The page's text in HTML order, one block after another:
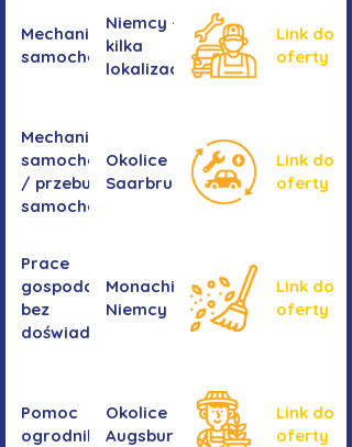
Mechanika
samochodowa
Niemcy -
kilka
lokalizacji
Link do
oferty
Mechanika
samochodowa
/ przebudowa
samochodów
Okolice
Saarbrucken
Link do
oferty
Prace
gospodarcze -
bez
doświadczenia
Monachium,
Niemcy
Link do
oferty
Pomoc
ogrodnika
Okolice
Augsburga
Link do
oferty